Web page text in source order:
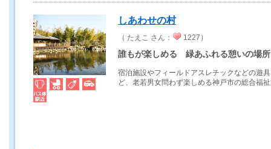
しあわせの村
（ たえこ さん： 1227）
誰もが楽しめる 緑あふれる憩いの場所
宿泊施設やフィールドアスレチックなどの遊
ど、老若男女問わず楽しめる神戸市の総合福